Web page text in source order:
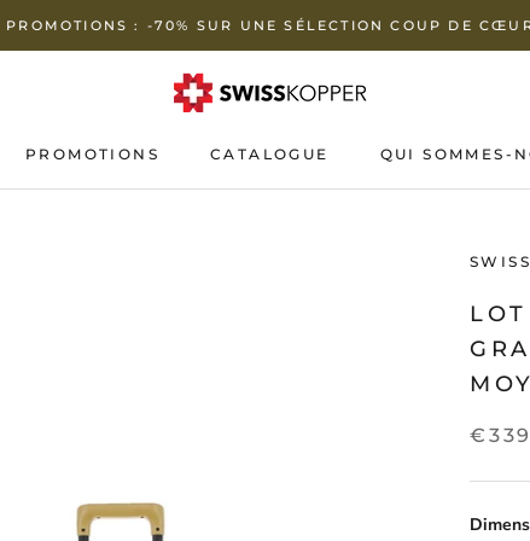
PROMOTIONS : -70% SUR UNE SÉLECTION COUP DE
PROMOTIONS
CATALOGUE
QUI SOMMES-